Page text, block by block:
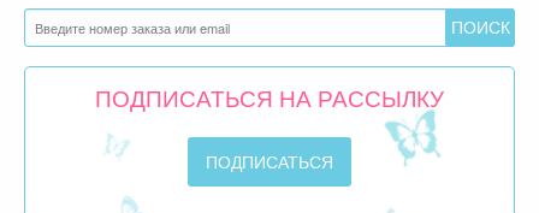
ПОДПИСАТЬСЯ НА РАССЫЛКУ